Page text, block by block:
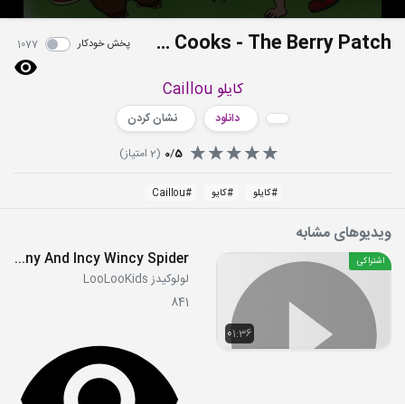
S02E17 - Backyard Zoo - Caillou's Scavenger Hunt - Too Many Cooks - The Berry Patch پخش خودکار 1077
کایلو Caillou
دانلود
نشان کردن
0/5
(
2 امتیاز)
#کایلو #کایو #
Caillou
ویدیوهای مشابه
01:36
اشتراکی Johny And Incy Wincy Spider
لولوکیدز LooLooKids
841